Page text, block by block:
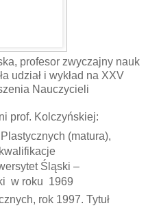
profesor zwyczajny nauk
udział i wykład na XXV
Nauczycieli
prof. Kolczyńskiej:
(matura),
Śląski –
w roku 1969
rok 1997. Tytuł